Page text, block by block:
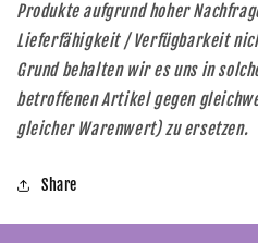
Produkte aufgrund hoher
Lieferfähigkeit / Verfügbarkeit
Grund behalten wir es uns in
betroffenen Artikel gegen
gleicher Warenwert) zu ersetzen.
Share